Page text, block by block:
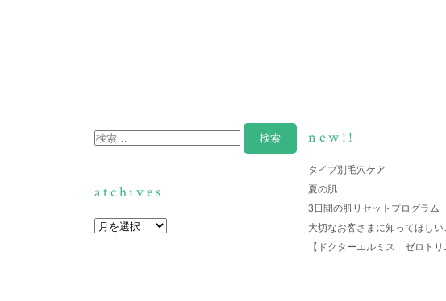
new!!
タイプ別毛穴ケア
夏の肌
3日間の肌リセットプログラム
大切なお客さまに知ってほしい
【ドクターエルミス ゼロトリ
atchives